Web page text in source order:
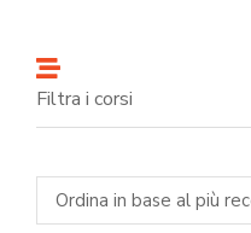
Filtra i corsi